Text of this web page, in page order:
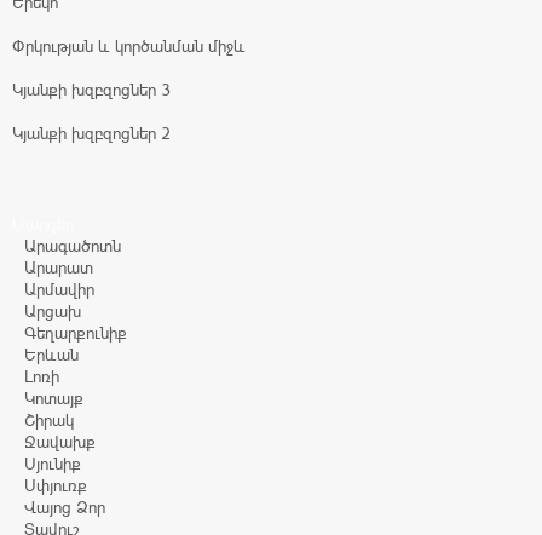
Փրկության և կործանման միջև
Կյանքի խզբզոցներ 3
Կյանքի խզբզոցներ 2
Արագածոտն
Արարատ
Արմավիր
Արցախ
Գեղարքունիք
Երևան
Լոռի
Կոտայք
Շիրակ
Ջավախք
Սյունիք
Սփյուռք
Վայոց Ձոր
Տավուշ